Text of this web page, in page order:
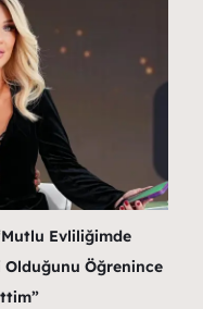
Evliliğimde
Olduğunu Öğrenince